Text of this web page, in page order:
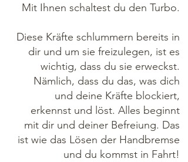
Mit Ihnen schaltest du den Turbo.
Diese Kräfte schlummern bereits in
dir und um sie freizulegen, ist es
wichtig, dass du sie erweckst.
Nämlich, dass du das, was dich
und deine Kräfte blockiert,
erkennst und löst. Alles beginnt
mit dir und deiner Befreiung. Das
ist wie das Lösen der Handbremse
und du kommst in Fahrt!